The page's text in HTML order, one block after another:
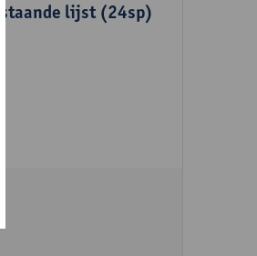
lijst (24sp)